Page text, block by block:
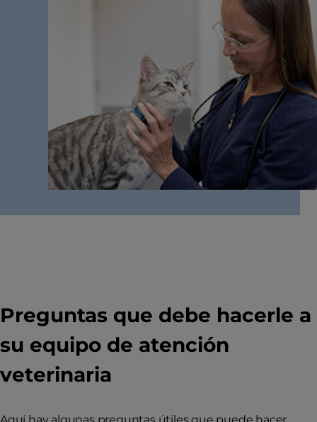
Preguntas que debe hacerle a
su equipo de atención
veterinaria